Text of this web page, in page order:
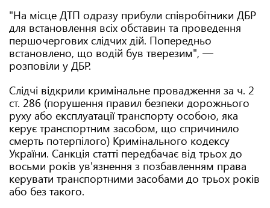
"На місце ДТП одразу прибули співробітники ДБР
для встановлення всіх обставин та проведення
першочергових слідчих дій. Попередньо
встановлено, що водій був тверезим", —
розповіли у ДБР.
Слідчі відкрили кримінальне провадження за ч. 2
ст. 286 (порушення правил безпеки дорожнього
руху або експлуатації транспорту особою, яка
керує транспортним засобом, що спричинило
смерть потерпілого) Кримінального кодексу
України. Санкція статті передбачає від трьох до
восьми років ув'язнення з позбавленням права
керувати транспортними засобами до трьох років
або без такого.